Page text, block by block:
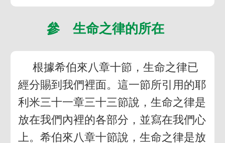
參 生命之律的所在
根據希伯來八章十節，生命之律已
經分賜到我們裡面。這一節所引用的耶
利米三十一章三十三節說，生命之律是
放在我們內裡的各部分，並寫在我們心
上。希伯來八章十節說，生命之律是放